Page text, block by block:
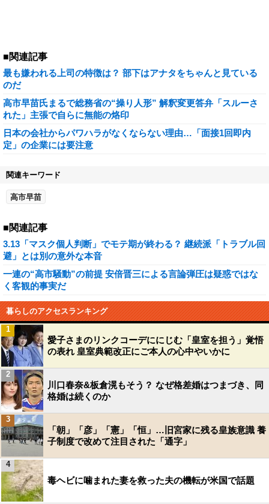
■関連記事
最も嫌われる上司の特徴は？ 部下はアナタをちゃんと見ている
のだ
高市早苗氏まるで総務省の“操り人形” 解釈変更答弁「スルーさ
れた」主張で自らに無能の烙印
日本の会社からパワハラがなくならない理由…「面接1回即内
定」の企業には要注意
関連キーワード
高市早苗
■関連記事
3.13「マスク個人判断」でモテ期が終わる？ 継続派「トラブル回
避」とは別の意外な本音
一連の“高市騒動”の前提 安倍晋三による言論弾圧は疑惑ではな
く客観的事実だ
暮らしのアクセスランキング
愛子さまのリンクコーデににじむ「皇室を担う」覚悟
の表れ 皇室典範改正にご本人の心中やいかに
1
川口春奈&板倉滉もそう？ なぜ格差婚はつまづき、同
格婚は続くのか
2
「朝」「彦」「憲」「恒」…旧宮家に残る皇族意識 養
子制度で改めて注目された「通字」
3
毒ヘビに噛まれた妻を救った夫の機転が米国で話題
4